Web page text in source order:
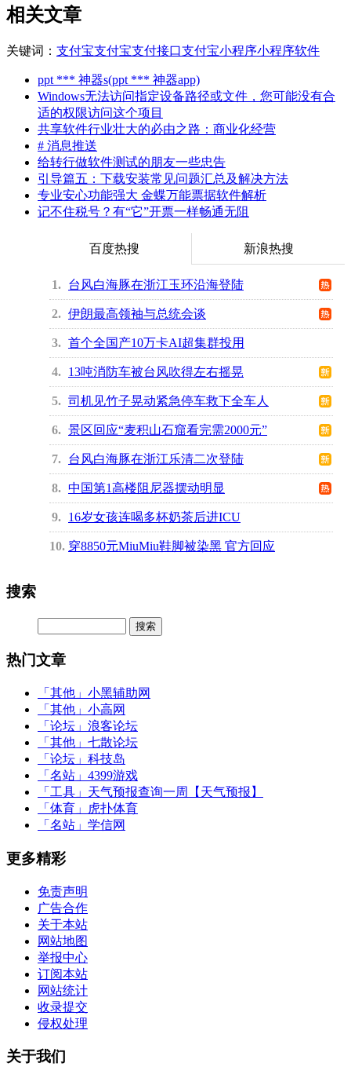
相关文章
关键词： 支付宝支付宝支付接口支付宝小程序小程序软件
ppt *** 神器s(ppt *** 神器app)
Windows无法访问指定设备路径或文件，您可能没有合
适的权限访问这个项目
共享软件行业壮大的必由之路：商业化经营
# 消息推送
给转行做软件测试的朋友一些忠告
引导篇五：下载安装常见问题汇总及解决方法
专业安心功能强大 金蝶万能票据软件解析
记不住税号？有“它”开票一样畅通无阻
百度热搜 新浪热搜
1 台风白海豚在浙江玉环沿海登陆
2 伊朗最高领袖与总统会谈
3 首个全国产10万卡AI超集群投用
4 13吨消防车被台风吹得左右摇晃
5 司机见竹子晃动紧急停车救下全车人
6 景区回应“麦积山石窟看完需2000元”
7 台风白海豚在浙江乐清二次登陆
8 中国第1高楼阻尼器摆动明显
9 16岁女孩连喝多杯奶茶后进ICU
10 穿8850元MiuMiu鞋脚被染黑 官方回应
搜索
热门文章
「其他」 小黑辅助网
「其他」 小高网
「论坛」 浪客论坛
「其他」 七散论坛
「论坛」 科技岛
「名站」 4399游戏
「工具」 天气预报查询一周【天气预报】
「体育」
虎扑体育
「名站」 学信网
更多精彩
免责声明
广告合作
关于本站
网站地图
举报中心
订阅本站
网站统计
收录提交
侵权处理
关于我们